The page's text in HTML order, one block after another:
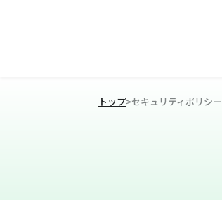
トップ>セキュリティポリシー